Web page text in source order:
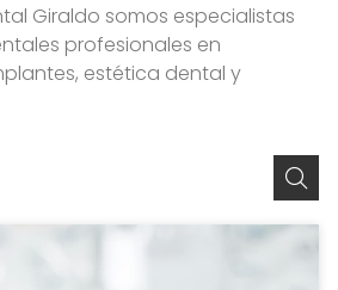
Giraldo somos especialistas
profesionales en
estética dental y